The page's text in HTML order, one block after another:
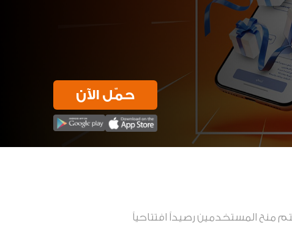
حمّل الآن
خلال الفترة من 2 ديسمبر إلى 31 ديسمبر 2025 حيث سيتم منح المستخدمين رصيداً افتتاحياً